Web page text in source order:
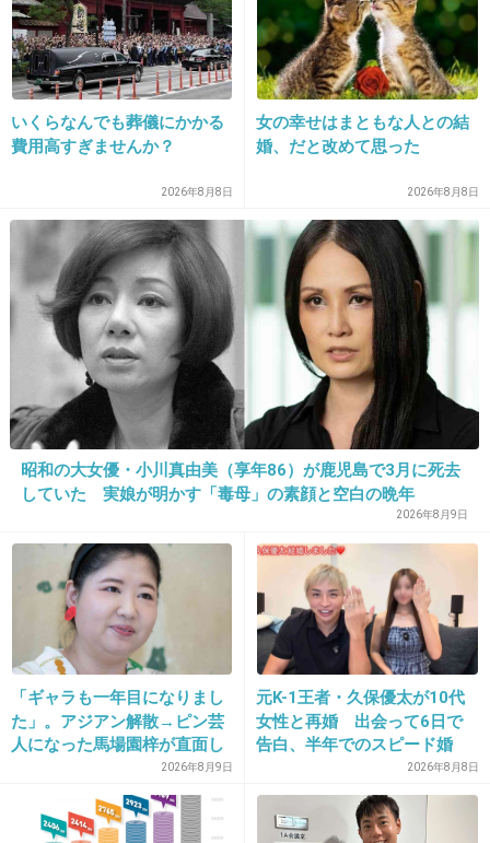
…ハンモックで寝るのか？ｗ
+34 -2
加瀬さんの衣装のほうが心配(笑)
役の衣装かな？
+30
28. 匿名2013/05/15(水) 16:57:13
ヘムの撮影と被ってたから、実際は34役！？
+21
29. 匿名 2013/05/15(水) 17:02:57
実はちょっと天然だから、ライフの時もたまに変なこと言
い出して、ファンもメンバーも？？？？って感じ！
+16 -8
[訂正]28です。すみませんベムです。
いくらなんでも葬儀にかかる
費用高すぎませんか？
2026年8月8日
女の幸せはまともな人との結
婚、だと改めて思った
2026年8月8日
昭和の大女優・小川真由美（享年86）が鹿児島で3月に死去
していた 実娘が明かす「毒母」の素顔と空白の晩年
2026年8月9日
「ギャラも一年目になりまし
た」。アジアン解散→ピン芸
人になった馬場園梓が直面し
た現実、そして携える芸人と
2026年8月9日
元K-1王者・久保優太が10代
女性と再婚 出会って6日で
告白、半年でのスピード婚
2026年8月8日